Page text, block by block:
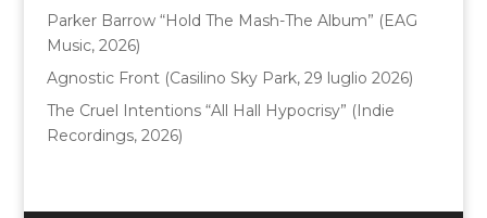
Parker Barrow “Hold The Mash-The Album” (EAG
Music, 2026)
Agnostic Front (Casilino Sky Park, 29 luglio 2026)
The Cruel Intentions “All Hall Hypocrisy” (Indie
Recordings, 2026)